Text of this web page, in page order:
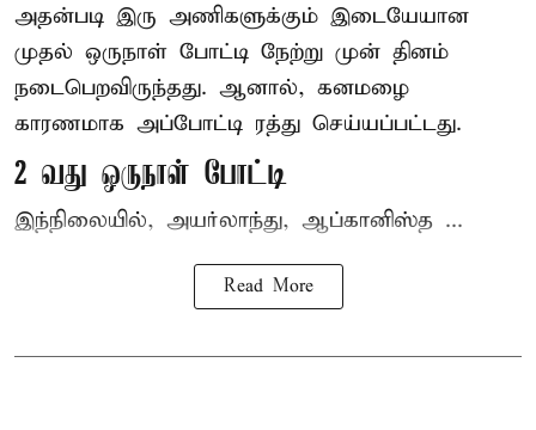
அதன்படி இரு அணிகளுக்கும் இடையேயான
முதல் ஒருநாள் போட்டி நேற்று முன் தினம்
நடைபெறவிருந்தது. ஆனால், கனமழை
காரணமாக அப்போட்டி ரத்து செய்யப்பட்டது.
2 வது ஒருநாள் போட்டி
இந்நிலையில், அயர்லாந்து, ஆப்கானிஸ்த ...
Read More